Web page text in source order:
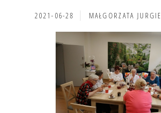
2021-06-28 MAŁGORZATA